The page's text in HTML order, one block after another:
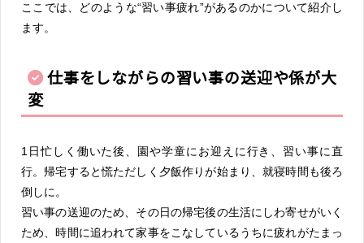
ここでは、どのような“習い事疲れ”があるのかについて紹介し
ます。
仕事をしながらの習い事の送迎や係が大
変
1日忙しく働いた後、園や学童にお迎えに行き、習い事に直
行。帰宅すると慌ただしく夕飯作りが始まり、就寝時間も後ろ
倒しに。
習い事の送迎のため、その日の帰宅後の生活にしわ寄せがいく
ため、時間に追われて家事をこなしているうちに疲れがたまっ